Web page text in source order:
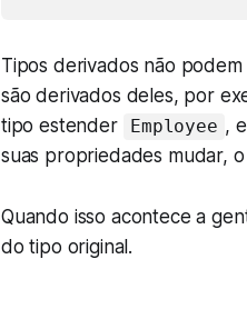
Tipos derivados não
são derivados deles, por
tipo estender
Employee ,
suas propriedades mudar,
Quando isso acontece a
do tipo original.